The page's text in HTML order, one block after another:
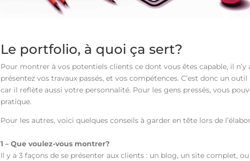
Le portfolio, à quoi ça sert?
Pour montrer à vos potentiels clients ce dont vous êtes capable, il
présentez vos travaux passés, et vos compétences. C’est donc un
car il reflète aussi votre personnalité. Pour les gens pressés, vous
pratique.
Pour les autres, voici quelques conseils à garder en tête lors de
1 – Que voulez-vous montrer?
Il y a 3 façons de se présenter aux clients : un blog, un site complet,